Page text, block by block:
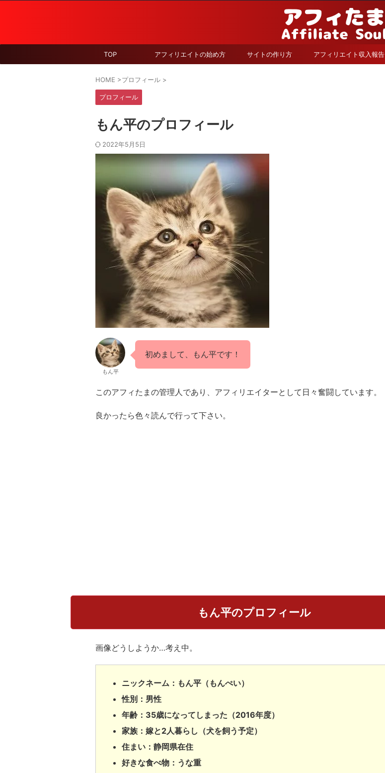
TOP アフィリエイトの始め方 サイトの作り方 アフィリエイト収入報告
HOME >プロフィール >
プロフィール
もん平のプロフィール
2022年5月5日
もん平
初めまして、もん平です！
このアフィたまの管理人であり、アフィリエイターとして日々奮闘しています。
良かったら色々読んで行って下さい。
もん平のプロフィール
画像どうしようか…考え中。
ニックネーム：もん平（もんぺい）
性別：男性
年齢：35歳になってしまった（2016年度）
家族：嫁と2人暮らし（犬を飼う予定）
住まい：静岡県在住
好きな食べ物：うな重